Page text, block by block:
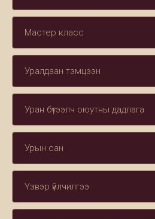
Мастер класс
Уралдаан тэмцээн
Уран бүтээлч оюутны дадлага
Урын сан
Үзвэр үйлчилгээ